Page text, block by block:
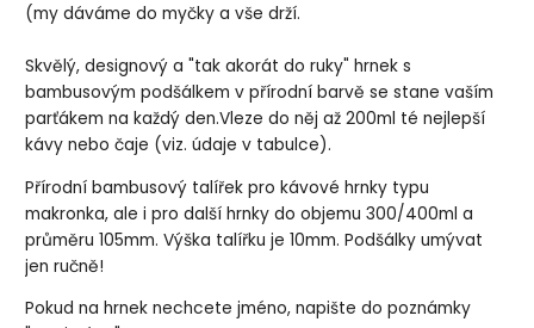
(my dáváme do myčky a vše drží.
Skvělý, designový a "tak akorát do ruky" hrnek s
bambusovým podšálkem v přírodní barvě se stane vaším
parťákem na každý den.Vleze do něj až 200ml té nejlepší
kávy nebo čaje (viz. údaje v tabulce).
Přírodní bambusový talířek pro kávové hrnky typu
makronka, ale i pro další hrnky do objemu 300/400ml a
průměru 105mm. Výška talířku je 10mm. Podšálky umývat
jen ručně!
Pokud na hrnek nechcete jméno, napište do poznámky